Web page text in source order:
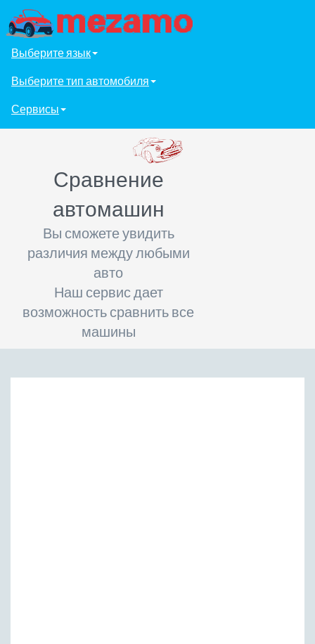
Выберите язык
Выберите тип автомобиля
Сервисы
Сравнение
автомашин
Вы сможете увидить
различия между любыми
авто
Наш сервис дает
возможность сравнить все
машины